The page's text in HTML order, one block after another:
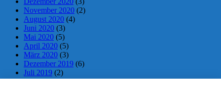
November 2020 (2)
August 2020 (4)
Juni 2020 (3)
Mai 2020 (5)
April 2020 (5)
März 2020 (3)
Dezember 2019 (6)
Juli 2019 (2)
Juni 2019(2)